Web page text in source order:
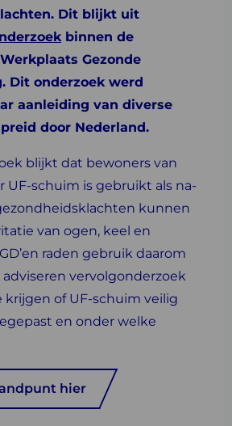
Dit blijkt uit
binnen de
Gezonde
Dit onderzoek werd
aanleiding van diverse
door Nederland.
blijkt dat bewoners van
UF-schuim is gebruikt als na-
kunnen
van ogen, keel en
raden gebruik daarom
vervolgonderzoek
of UF-schuim veilig
en onder welke
hier